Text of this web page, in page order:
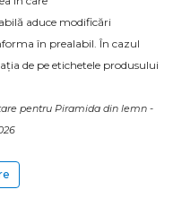
aduce modificări
în prealabil. În cazul
de pe etichetele produsului
pentru Piramida din lemn -